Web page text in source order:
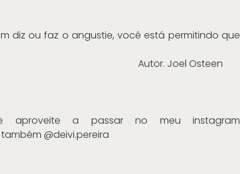
diz ou faz o angustie, você está permitindo que
                                                                                                                                         Autor. Joel Osteen
aproveite a passar no meu instagram
@deivi.pereira